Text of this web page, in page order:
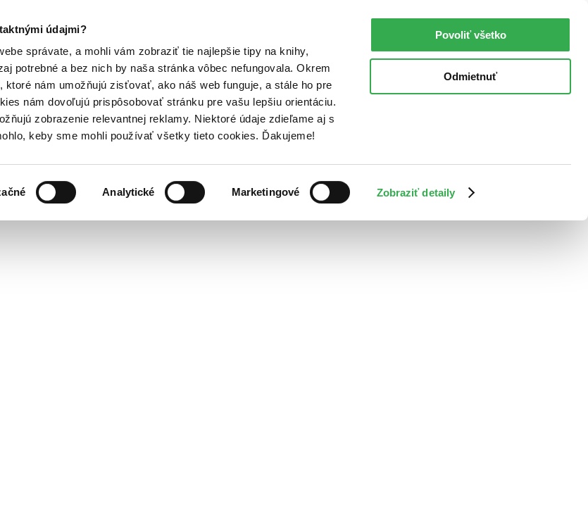
údajmi?
správate, a mohli vám zobraziť tie najlepšie tipy na knihy,
potrebné a bez nich by naša stránka vôbec nefungovala. Okrem
nám umožňujú zisťovať, ako náš web funguje, a stále ho pre
nám dovoľujú prispôsobovať stránku pre vašu lepšiu orientáciu.
zobrazenie relevantnej reklamy. Niektoré údaje zdieľame aj s
keby sme mohli používať všetky tieto cookies. Ďakujeme!
Analytické Marketingové Zobraziť detaily
Povoliť všetko
Odmietnuť